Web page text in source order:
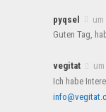
pyqsel
Guten Tag,
vegitat
Ich habe